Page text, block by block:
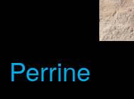
Perrine